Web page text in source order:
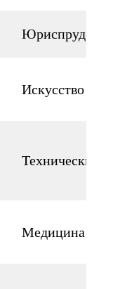
Искусство
Технический
Медицина